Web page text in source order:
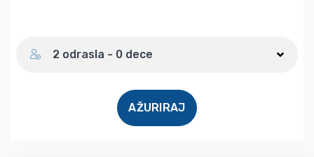
2 odrasla - 0 dece
AŽURIRAJ